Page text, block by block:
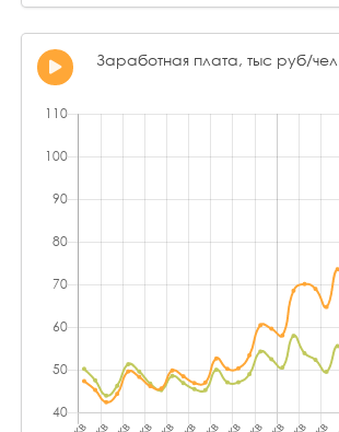
Заработная плата, тыс руб/чел